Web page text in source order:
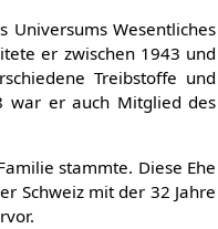
Universums Wesentliches
er zwischen 1943 und
Treibstoffe und
war er auch Mitglied des
stammte. Diese Ehe
Schweiz mit der 32 Jahre